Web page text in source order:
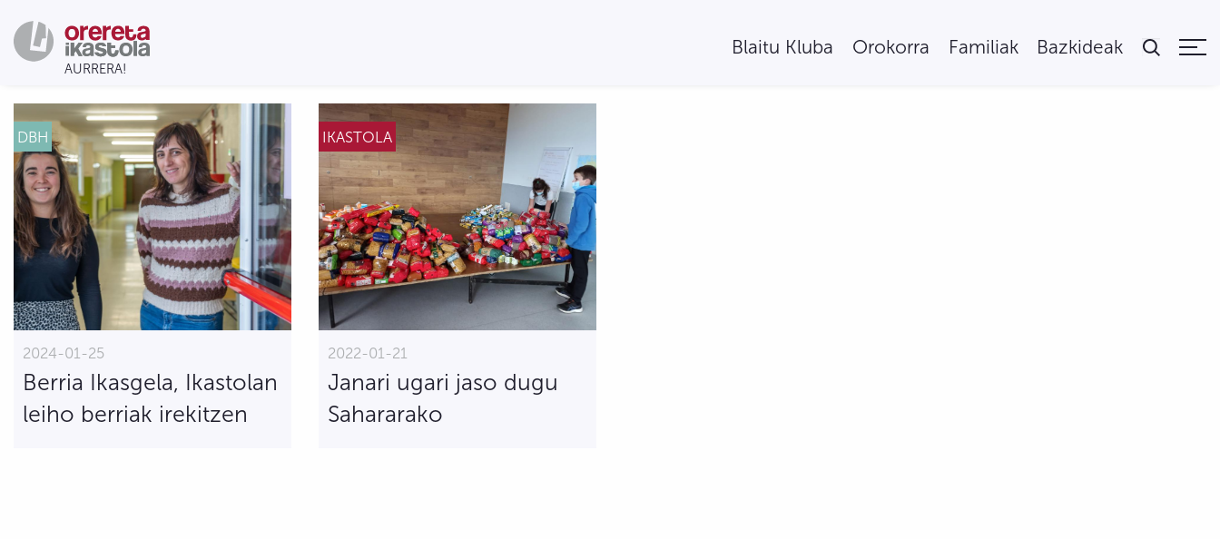
Blaitu Kluba Orokorra Familiak Bazkideak
DBH
2024-01-25
Berria Ikasgela, Ikastolan
leiho berriak irekitzen
IKASTOLA
2022-01-21
Janari ugari jaso dugu
Sahararako